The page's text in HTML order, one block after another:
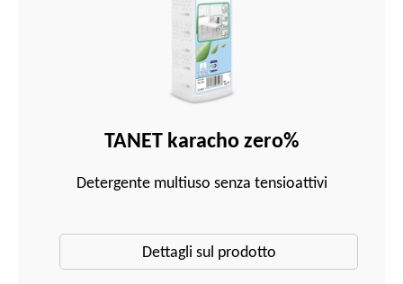
TANET karacho zero%
Detergente multiuso senza tensioattivi
Dettagli sul prodotto